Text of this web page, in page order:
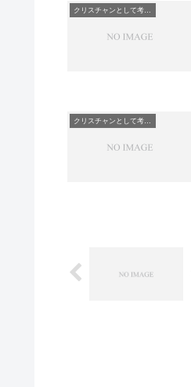
クリスチャンとして考えていること